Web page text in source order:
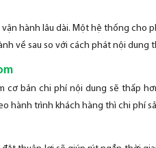
hành lâu dài. Một hệ thống cho
về sau so với cách phát nội dung
cơ bản chi phí nội dung sẽ thấp
hành trình khách hàng thì chi phí